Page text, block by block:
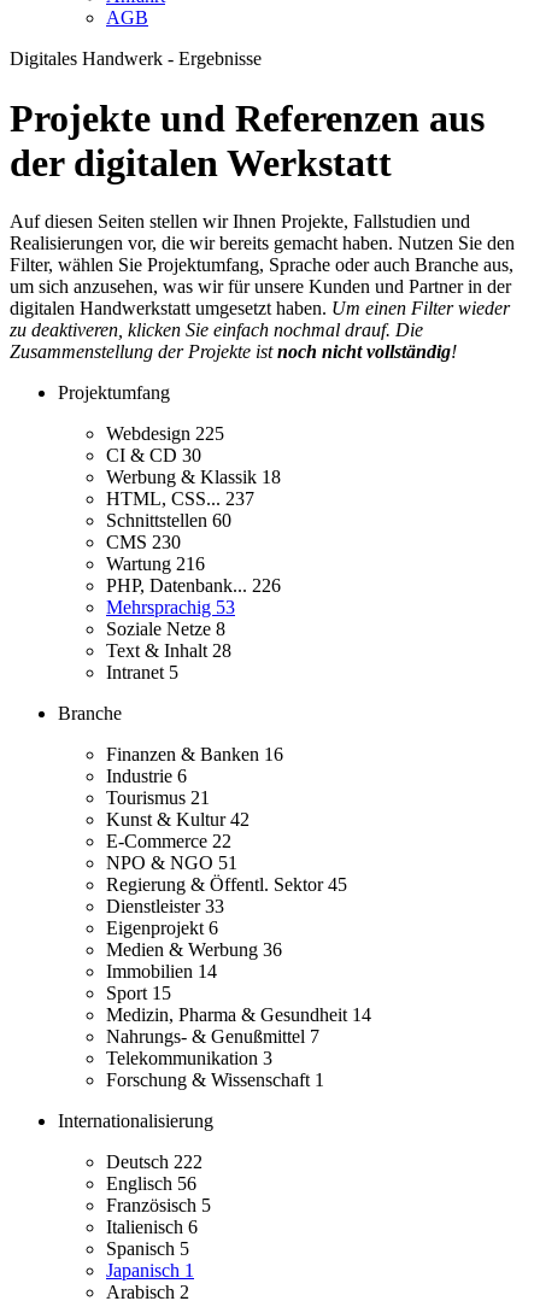
AGB
Digitales Handwerk - Ergebnisse
Projekte und Referenzen aus
der digitalen Werkstatt
Auf diesen Seiten stellen wir Ihnen Projekte, Fallstudien und
Realisierungen vor, die wir bereits gemacht haben. Nutzen Sie den
Filter, wählen Sie Projektumfang, Sprache oder auch Branche aus,
um sich anzusehen, was wir für unsere Kunden und Partner in der
digitalen Handwerkstatt umgesetzt haben. Um einen Filter wieder
zu deaktiveren, klicken Sie einfach nochmal drauf. Die
Zusammenstellung der Projekte istnoch nicht vollständig!
Projektumfang
Webdesign 225
CI & CD 30
Werbung & Klassik 18
HTML, CSS... 237
Schnittstellen 60
CMS 230
Wartung 216
PHP, Datenbank... 226
Mehrsprachig 53
Soziale Netze 8
Text & Inhalt 28
Intranet 5
Branche
Finanzen & Banken 16
Industrie 6
Tourismus 21
Kunst & Kultur42
E-Commerce 22
NPO & NGO 51
Regierung & Öffentl. Sektor45
Dienstleister33
Eigenprojekt 6
Medien & Werbung 36
Immobilien 14
Sport 15
Medizin, Pharma & Gesundheit 14
Nahrungs- & Genußmittel 7
Telekommunikation 3
Forschung & Wissenschaft 1
Internationalisierung
Deutsch 222
Englisch 56
Französisch 5
Italienisch 6
Spanisch 5
Japanisch 1
Arabisch 2